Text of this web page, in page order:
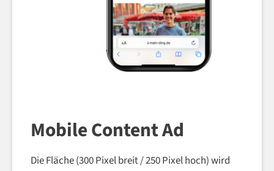
Mobile Content Ad
Die Fläche (300 Pixel breit / 250 Pixel hoch) wird